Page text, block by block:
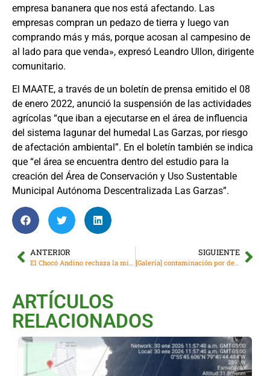
empresa bananera que nos está afectando. Las
empresas compran un pedazo de tierra y luego van
comprando más y más, porque acosan al campesino de
al lado para que venda», expresó Leandro Ullon, dirigente
comunitario.
El MAATE, a través de un boletín de prensa emitido el 08
de enero 2022, anunció la suspensión de las actividades
agrícolas “que iban a ejecutarse en el área de influencia
del sistema lagunar del humedal Las Garzas, por riesgo
de afectación ambiental”. En el boletín también se indica
que “el área se encuentra dentro del estudio para la
creación del Área de Conservación y Uso Sustentable
Municipal Autónoma Descentralizada Las Garzas”.
ANTERIOR
El Chocó Andino rechaza la minería y pide consulta popular. ¿Qué está en riesgo?
SIGUIENTE
[Galería] contaminación por derrame de petróleo en Napo
ARTÍCULOS
RELACIONADOS